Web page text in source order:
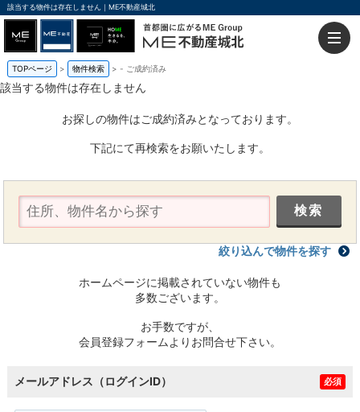
該当する物件は存在しません｜ME不動産城北
TOPページ 物件検索 - ご成約済み
該当する物件は存在しません
お探しの物件はご成約済みとなっております。
下記にて再検索をお願いたします。
絞り込んで物件を探す
ホームページに掲載されていない物件も
多数ございます。
お手数ですが、
会員登録フォームよりお問合せ下さい。
メールアドレス（ログインID） 必須